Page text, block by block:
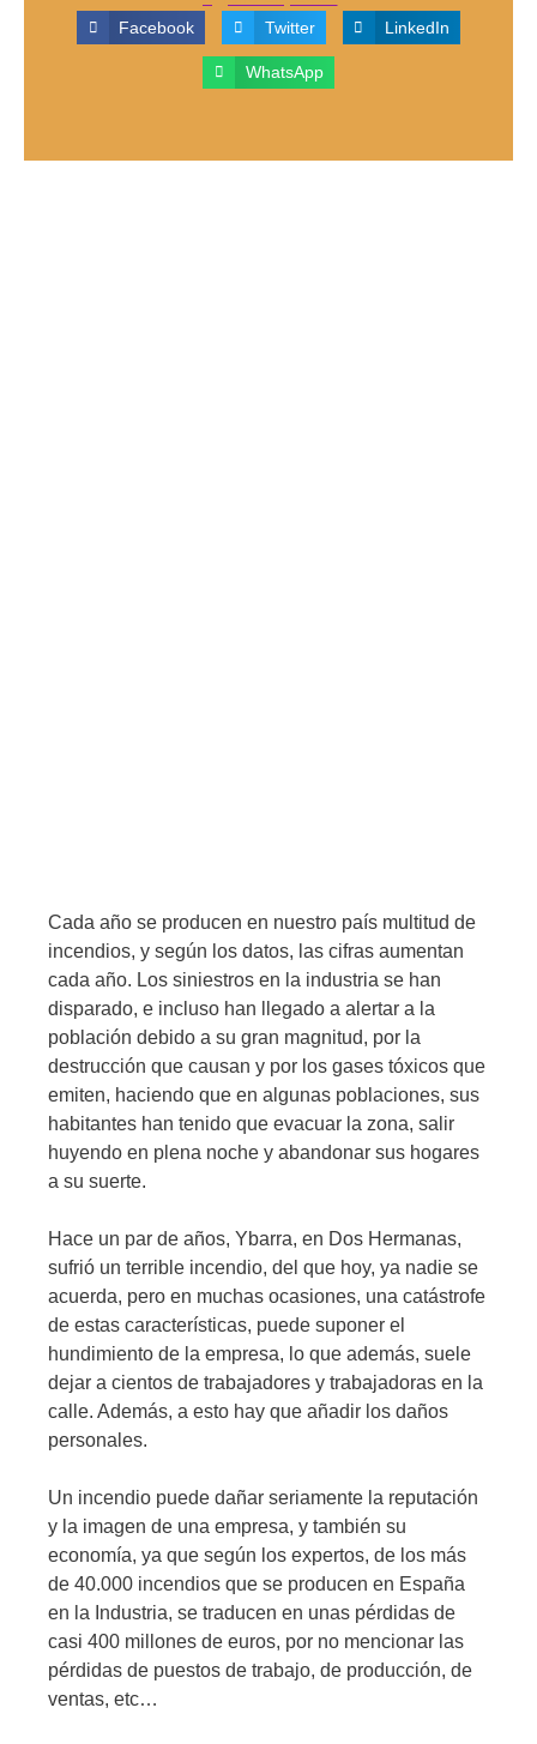
Facebook Twitter LinkedIn
WhatsApp
Cada año se producen en nuestro país multitud de
incendios, y según los datos, las cifras aumentan
cada año. Los siniestros en la industria se han
disparado, e incluso han llegado a alertar a la
población debido a su gran magnitud, por la
destrucción que causan y por los gases tóxicos que
emiten, haciendo que en algunas poblaciones, sus
habitantes han tenido que evacuar la zona, salir
huyendo en plena noche y abandonar sus hogares
a su suerte.
Hace un par de años, Ybarra, en Dos Hermanas,
sufrió un terrible incendio, del que hoy, ya nadie se
acuerda, pero en muchas ocasiones, una catástrofe
de estas características, puede suponer el
hundimiento de la empresa, lo que además, suele
dejar a cientos de trabajadores y trabajadoras en la
calle. Además, a esto hay que añadir los daños
personales.
Un incendio puede dañar seriamente la reputación
y la imagen de una empresa, y también su
economía, ya que según los expertos, de los más
de 40.000 incendios que se producen en España
en la Industria, se traducen en unas pérdidas de
casi 400 millones de euros, por no mencionar las
pérdidas de puestos de trabajo, de producción, de
ventas, etc…